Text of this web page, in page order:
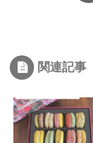
関連記事